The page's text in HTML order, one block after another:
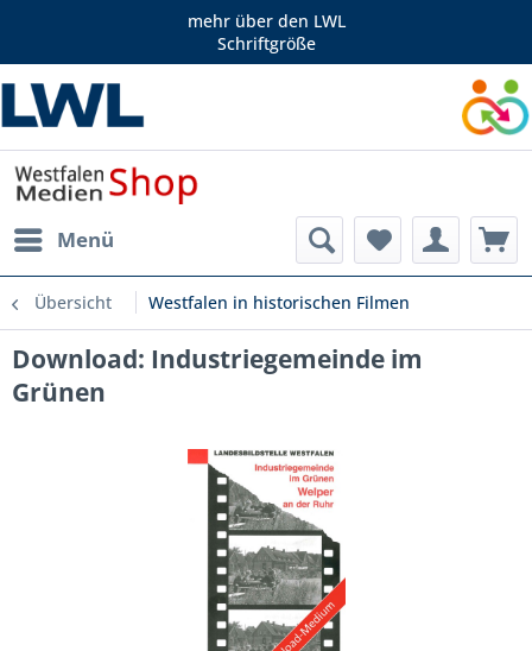
mehr über den LWL
Schriftgröße
Menü
Übersicht Westfalen in historischen Filmen
Download: Industriegemeinde im
Grünen